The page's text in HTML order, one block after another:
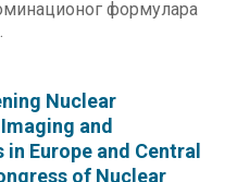
формулара
.
Nuclear
and
Europe and Central
of Nuclear